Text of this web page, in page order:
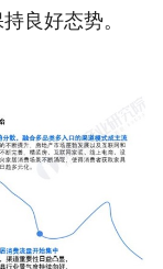
良好态势。